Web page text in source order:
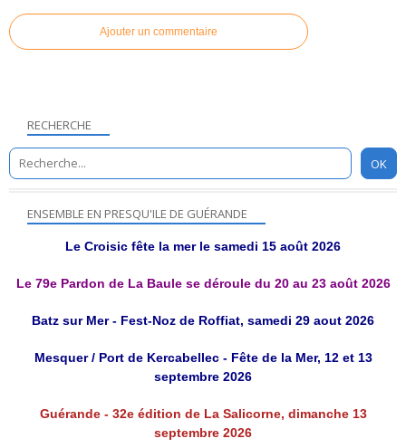
Ajouter un commentaire
RECHERCHE
ENSEMBLE EN PRESQU'ILE DE GUÉRANDE
Le Croisic fête la mer le samedi 15 août 2026
Le 79e Pardon de La Baule se déroule du 20 au 23 août 2026
Batz sur Mer - Fest-Noz de Roffiat, samedi 29 aout 2026
Mesquer / Port de Kercabellec - Fête de la Mer, 12 et 13
septembre 2026
Guérande - 32e édition de La Salicorne, dimanche 13
septembre 2026